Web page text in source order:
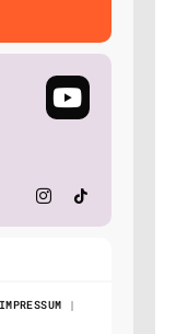
|